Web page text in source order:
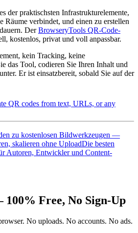
der praktischsten Infrastrukturelemente,
Räume verbindet, und einen zu erstellen
Der BrowseryTools QR-Code-
kostenlos, privat und voll anpassbar.
kein Tracking, keine
das Tool, codieren Sie Ihren Inhalt und
Er ist einsatzbereit, sobald Sie auf der
QR codes from text, URLs, or any
zu kostenlosen Bildwerkzeugen —
skalieren ohne UploadDie besten
Autoren, Entwickler und Content-
Free, No Sign-Up
No uploads. No accounts. No ads.